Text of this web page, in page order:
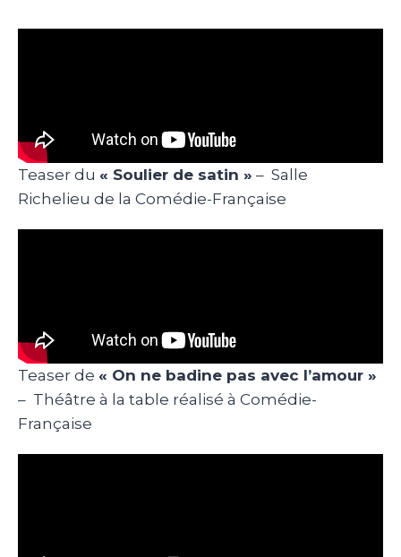
Teaser du « Soulier de satin » – Salle
Richelieu de la Comédie-Française
Teaser de « On ne badine pas avec l’amour »
– Théâtre à la table réalisé à Comédie-
Française